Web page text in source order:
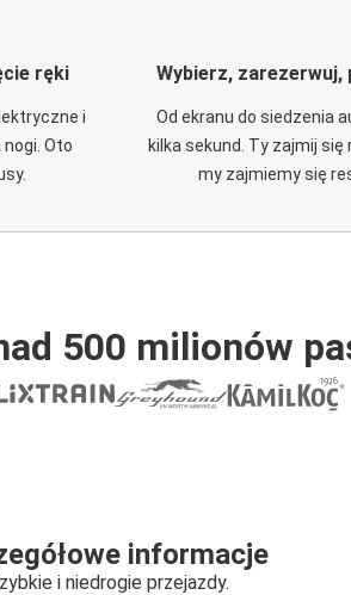
ręki
i
Oto
Wybierz, zarezerwuj,
Od ekranu do siedzenia
kilka sekund. Ty zajmij się
my zajmiemy się
500 milionów
informacje
i niedrogie przejazdy.